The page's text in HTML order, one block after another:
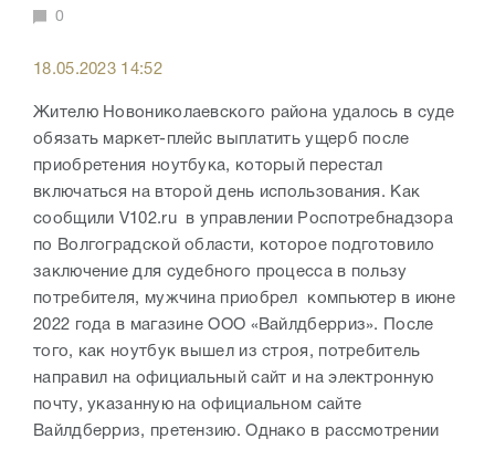
0
18.05.2023 14:52
Жителю Новониколаевского района удалось в суде
обязать маркет-плейс выплатить ущерб после
приобретения ноутбука, который перестал
включаться на второй день использования. Как
сообщили V102.ru в управлении Роспотребнадзора
по Волгоградской области, которое подготовило
заключение для судебного процесса в пользу
потребителя, мужчина приобрел компьютер в июне
2022 года в магазине ООО «Вайлдберриз». После
того, как ноутбук вышел из строя, потребитель
направил на официальный сайт и на электронную
почту, указанную на официальном сайте
Вайлдберриз, претензию. Однако в рассмотрении